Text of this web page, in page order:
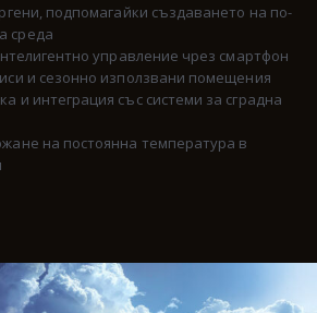
подпомагайки създаването на по-
среда
управление чрез смартфон
и сезонно използвани помещения
и интеграция със системи за сградна
на постоянна температура в